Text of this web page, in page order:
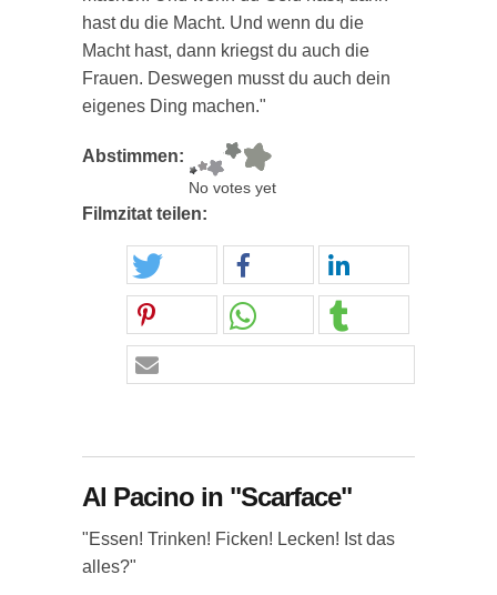
hast du die Macht. Und wenn du die
Macht hast, dann kriegst du auch die
Frauen. Deswegen musst du auch dein
eigenes Ding machen."
Abstimmen:
No votes yet
Filmzitat teilen:
Al Pacino in "Scarface"
"Essen! Trinken! Ficken! Lecken! Ist das
alles?"